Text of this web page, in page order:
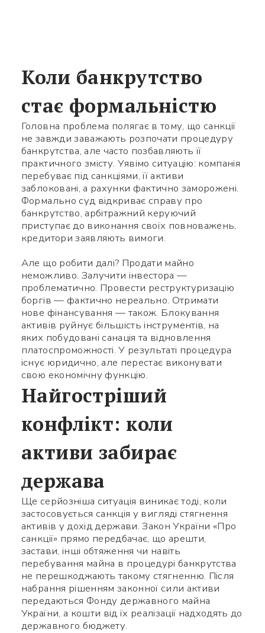
Коли банкрутство
стає формальністю
Головна проблема полягає в тому, що санкції
не завжди заважають розпочати процедуру
банкрутства, але часто позбавляють її
практичного змісту. Уявімо ситуацію: компанія
перебуває під санкціями, її активи
заблоковані, а рахунки фактично заморожені.
Формально суд відкриває справу про
банкрутство, арбітражний керуючий
приступає до виконання своїх повноважень,
кредитори заявляють вимоги.
Але що робити далі? Продати майно
неможливо. Залучити інвестора —
проблематично. Провести реструктуризацію
боргів — фактично нереально. Отримати
нове фінансування — також. Блокування
активів руйнує більшість інструментів, на
яких побудовані санація та відновлення
платоспроможності. У результаті процедура
існує юридично, але перестає виконувати
свою економічну функцію.
Найгостріший
конфлікт: коли
активи забирає
держава
Ще серйозніша ситуація виникає тоді, коли
застосовується санкція у вигляді стягнення
активів у дохід держави. Закон України «Про
санкції» прямо передбачає, що арешти,
застави, інші обтяження чи навіть
перебування майна в процедурі банкрутства
не перешкоджають такому стягненню. Після
набрання рішенням законної сили активи
передаються Фонду державного майна
України, а кошти від їх реалізації надходять до
державного бюджету.